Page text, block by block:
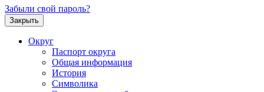
Забыли свой пароль?
Закрыть
Округ
Паспорт округа
Общая информация
История
Символика